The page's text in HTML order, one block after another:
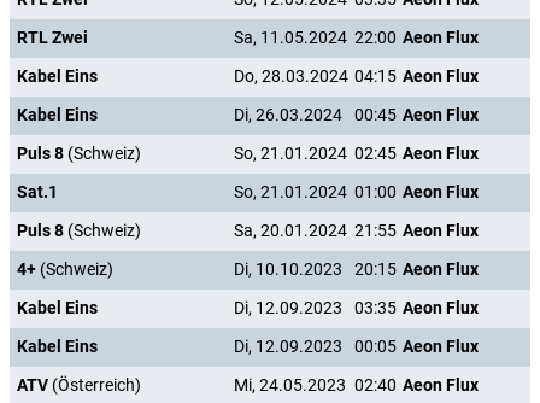
RTL Zwei
Sa, 11.05.2024 22:00 Aeon Flux
Kabel Eins
Do, 28.03.2024 04:15 Aeon Flux
Kabel Eins
Di, 26.03.2024 00:45 Aeon Flux
Puls 8 (Schweiz) So, 21.01.2024 02:45 Aeon Flux
Sat.1
So, 21.01.2024 01:00 Aeon Flux
Puls 8 (Schweiz) Sa, 20.01.2024 21:55 Aeon Flux
4+ (Schweiz) Di, 10.10.2023 20:15 Aeon Flux
Kabel Eins
Di, 12.09.2023 03:35 Aeon Flux
Kabel Eins
Di, 12.09.2023 00:05 Aeon Flux
ATV (Österreich) Mi, 24.05.2023 02:40 Aeon Flux